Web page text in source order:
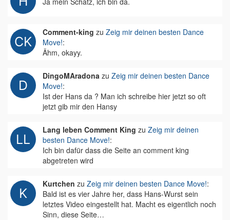
Comment-king zu Zeig mir deinen besten Dance
Move!:
Ähm, okayy.
DingoMAradona zu Zeig mir deinen besten Dance
Move!:
Ist der Hans da ? Man ich schreibe hier jetzt so oft
jetzt gib mir den Hansy
Lang leben Comment King zu Zeig mir deinen
besten Dance Move!:
Ich bin dafür dass die Seite an comment king
abgetreten wird
Kurtchen zu Zeig mir deinen besten Dance Move!:
Bald ist es vier Jahre her, dass Hans-Wurst sein
letztes Video eingestellt hat. Macht es eigentlich noch
Sinn, diese Seite…